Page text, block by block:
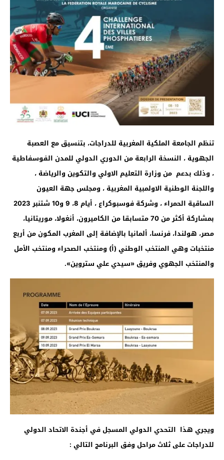
تنظم الجامعة الملكية المغربية للدراجات، بتنسيق مع العصبة
الجهوية ، النسخة الرابعة من الدوري الدولي للمدن الفوسفاطية
، وذلك بدعم من وزارة التعليم الاولي والتكوين والرياضة ،
واللجنة الوطنية الاولمبية المغربية ، ومجلس جهة العيون
الساقية الحمراء ، وشركة فوسبوكراع ، أيام 8، 9 و10 شتنبر 2023
بمشاركة أكثر من 70 متسابقا من الكاميرون، أنغولا، موريتانيا،
مصر، هولندا، فرنسا، ألمانيا بالإضافة إلى المغرب المكون من أربع
منتخبات وهي المنتخب الوطني (أ) ومنتخب الصحراء ومنتخب الأمل
والمنتخب الجهوي وفريق «سيدي علي ستروين».
ويجري هذا التحدي الدولي المسجل في أجندة الاتحاد الدولي
للدراجات على ثلاث مراحل وفق البرنامج التالي :